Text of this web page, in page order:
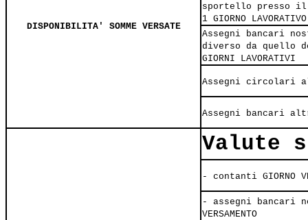
DISPONIBILITA' SOMME VERSATE
sportello presso il
1 GIORNO LAVORATIVO
Assegni bancari
diverso da quello
GIORNI LAVORATIVI
Assegni circolari
Assegni bancari
Valute
- contanti GIORNO
- assegni bancari
VERSAMENTO